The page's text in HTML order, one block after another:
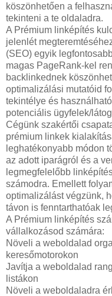
köszönhetően a
tekinteni a te oldaladra.
A Prémium linképítés
jelenlét
(SEO) egyik
magas PageRank-kel
backlinkednek
optimalizálási mutatóid
tekintélye és
potenciális ügyfelek/
Cégünk szakértői
prémium linkek
leghatékonyabb módon
az adott iparágról és a
legmegfelelőbb
számodra. Emellett
optimalizálást végzünk,
távon is fenntarthatóak
A Prémium linképítés
vállalkozásod számára:
Növeli a weboldalad
keresőmotorokon
Javítja a weboldalad
listákon
Növeli a weboldaladra